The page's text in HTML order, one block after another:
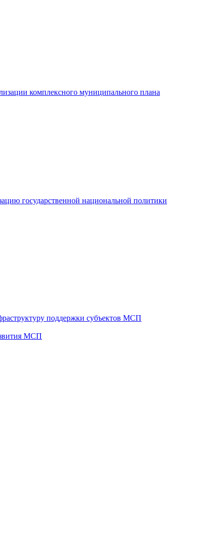
комплексного муниципального плана
государственной национальной политики
поддержки субъектов МСП
МСП